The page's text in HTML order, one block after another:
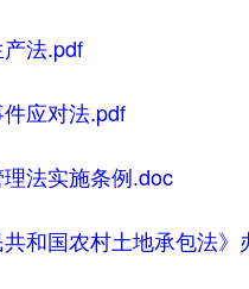
法.pdf
应对法.pdf
法实施条例.doc
和国农村土地承包法》